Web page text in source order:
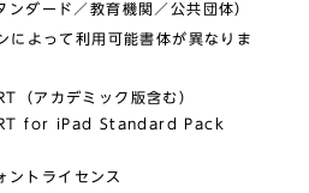
ダード／教育機関／公共団体）
よって利用可能書体が異なりま
（アカデミック版含む）
for iPad Standard Pack
トライセンス